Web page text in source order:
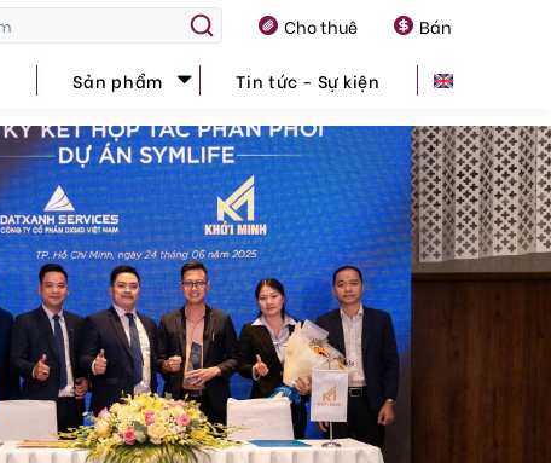
Cho thuê Bán
Sản phẩm Tin tức - Sự kiện